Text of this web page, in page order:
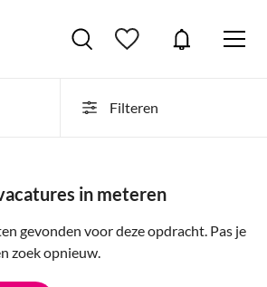
Filteren
in meteren
gevonden voor deze opdracht. Pas je
zoek opnieuw.